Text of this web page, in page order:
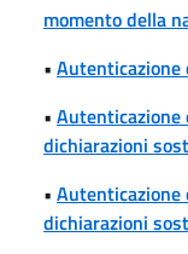
momento della
• Autenticazione
•
dichiarazioni
•
dichiarazioni